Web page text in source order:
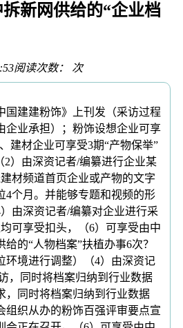
拆新网供给的“企业档
阅读次数： 次
建建粉饰》上刊发（采访过程
企业承担）；粉饰设想企业可享
建材企业可享受3期“产物保举”
2）由深资记者/编纂进行企业某
材频道首页企业或产物的文字
4个月。并能够专题和视频的形
由深资记者/编纂对企业进行采
可享受扣头，（6）可享受由中
的“人物档案”扶植办事6次？
环境进行调整）（4）由深资记
，同时将档案归纳到行业数据
，同时将档案归纳到行业数据
组织从办的粉饰百强评审要点宣